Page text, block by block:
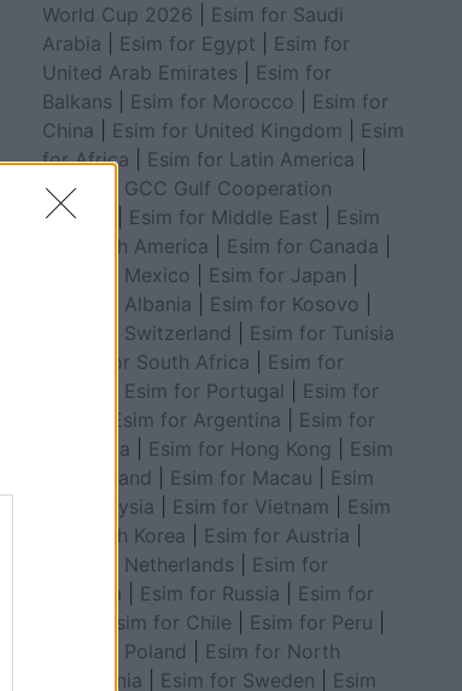
World Cup 2026
Esim for Saudi
Arabia
Esim for Egypt
Esim for
United Arab Emirates
Esim for
Balkans
Esim for Morocco
Esim for
China
Esim for United Kingdom
Esim
for Africa
Esim for Latin America
Esim for GCC Gulf Cooperation
Council
Esim for Middle East
Esim
for South America
Esim for Canada
Esim for Mexico
Esim for Japan
Esim for Albania
Esim for Kosovo
Esim for Switzerland
Esim for Tunisia
Esim for South Africa
Esim for
Esim for Portugal
Esim for
Esim for Argentina
Esim for
Colombia
Esim for Hong Kong
Esim
for Thailand
Esim for Macau
Esim
for Malaysia
Esim for Vietnam
Esim
for South Korea
Esim for Austria
Esim for Netherlands
Esim for
Australia
Esim for Russia
Esim for
Esim for Chile Esim for Peru
Esim for Poland
Esim for North
Macedonia
Esim for Sweden
Esim